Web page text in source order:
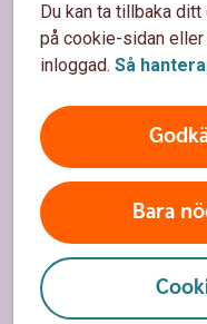
Du kan ta tillbaka
på cookie-sidan eller
inloggad. Så
Bara
Sidfot
Hitta snabbt
Kundservice
Spärrhjälp
Hitta bankkontor
Bli kund
Priser, räntor och